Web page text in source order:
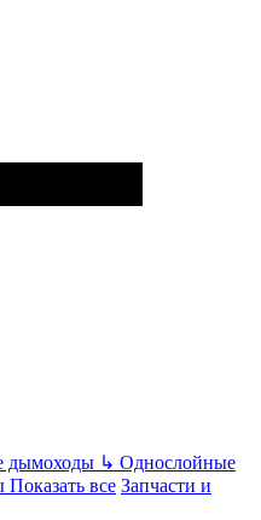
дымоходы ↳ Однослойные
Показать все Запчасти и